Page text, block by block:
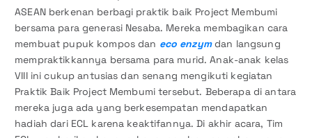
ASEAN berkenan berbagi praktik baik Project Membumi
bersama para generasi Nesaba. Mereka membagikan cara
membuat pupuk kompos dan eco enzymdan langsung
mempraktikkannya bersama para murid. Anak-anak kelas
VIII ini cukup antusias dan senang mengikuti kegiatan
Praktik Baik Project Membumi tersebut. Beberapa di antara
mereka juga ada yang berkesempatan mendapatkan
hadiah dari ECL karena keaktifannya. Di akhir acara, Tim